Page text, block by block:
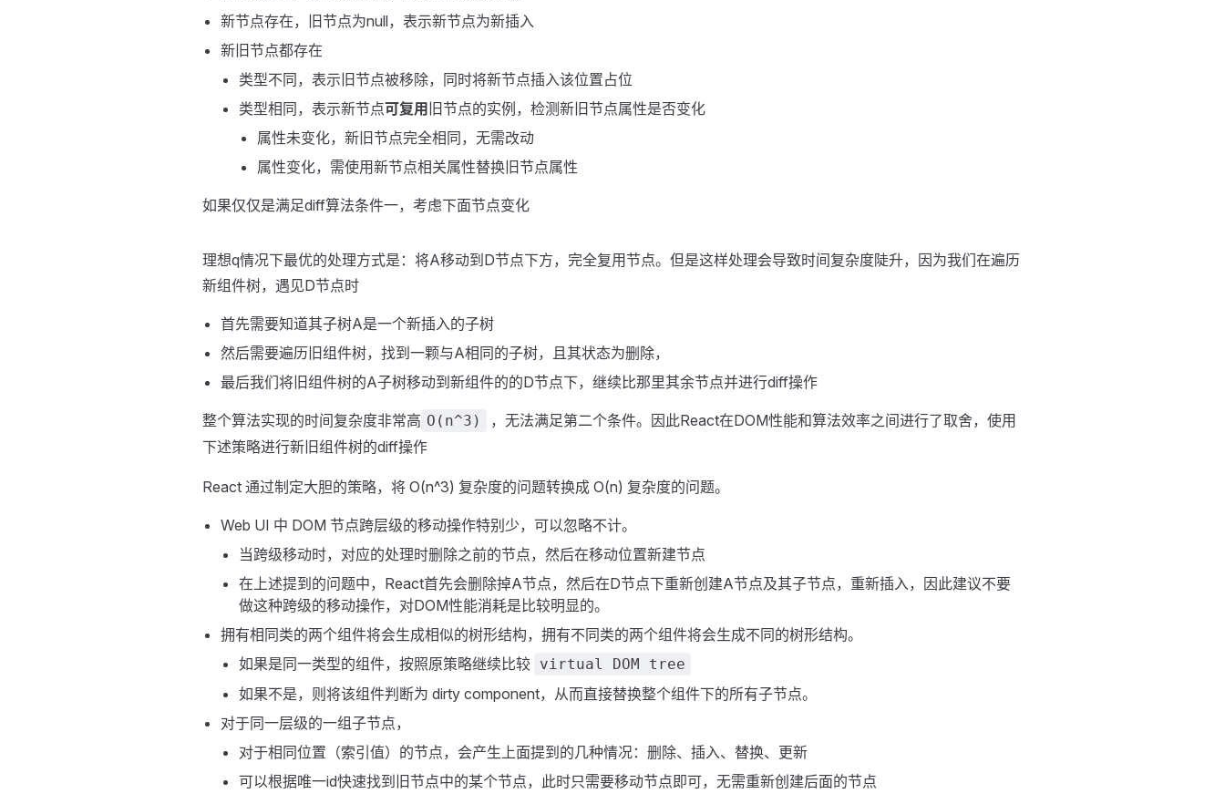
新节点存在，旧节点为null，表示新节点为新插入
新旧节点都存在
类型不同，表示旧节点被移除，同时将新节点插入该位置占位
类型相同，表示新节点可复用 旧节点的实例，检测新旧节点属性是否变化
属性未变化，新旧节点完全相同，无需改动
属性变化，需使用新节点相关属性替换旧节点属性
如果仅仅是满足diff算法条件一，考虑下面节点变化
理想q情况下最优的处理方式是：将A移动到D节点下方，完全复用节点。但是这样处理会导致时间复杂度陡升，因为我们在遍历
新组件树，遇见D节点时
首先需要知道其子树A是一个新插入的子树
然后需要遍历旧组件树，找到一颗与A相同的子树，且其状态为删除，
最后我们将旧组件树的A子树移动到新组件的的D节点下，继续比那里其余节点并进行diff操作
整个算法实现的时间复杂度非常高 O(n^3)
，无法满足第二个条件。因此React在DOM性能和算法效率之间进行了取舍，使用
下述策略进行新旧组件树的diff操作
React 通过制定大胆的策略，将 O(n^3) 复杂度的问题转换成 O(n) 复杂度的问题。
Web UI 中 DOM 节点跨层级的移动操作特别少，可以忽略不计。
当跨级移动时，对应的处理时删除之前的节点，然后在移动位置新建节点
在上述提到的问题中，React首先会删除掉A节点，然后在D节点下重新创建A节点及其子节点，重新插入，因此建议不要
做这种跨级的移动操作，对DOM性能消耗是比较明显的。
拥有相同类的两个组件将会生成相似的树形结构，拥有不同类的两个组件将会生成不同的树形结构。
如果是同一类型的组件，按照原策略继续比较 virtual DOM tree
如果不是，则将该组件判断为 dirty component，从而直接替换整个组件下的所有子节点。
对于同一层级的一组子节点，
对于相同位置（索引值）的节点，会产生上面提到的几种情况：删除、插入、替换、更新
可以根据唯一id快速找到旧节点中的某个节点，此时只需要移动节点即可，无需重新创建后面的节点